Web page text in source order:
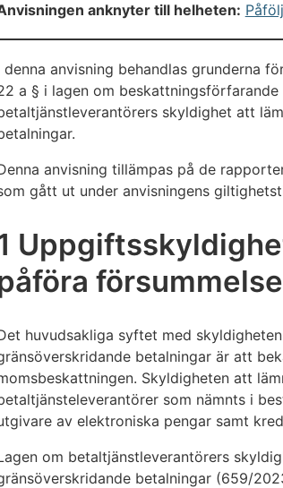
anknyter till helheten:
denna anvisning behandlas grunderna
a § i lagen om
skyldighet att
anvisning tillämpas på de
gått ut under anvisningens
huvudsakliga syftet med
betalningar är att
Skyldigheten att
som nämnts i
av elektroniska pengar samt
om betaltjänstleverantörers
betalningar (659/